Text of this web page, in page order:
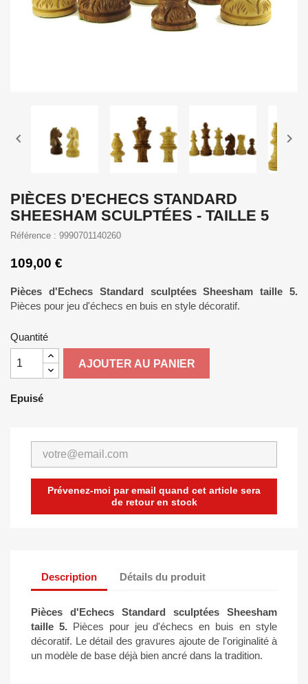
 
PIÈCES D'ECHECS STANDARD
SHEESHAM SCULPTÉES - TAILLE 5
Référence : 9990701140260
109,00 €
Pièces d'Echecs Standard sculptées Sheesham taille 5.
Pièces pour jeu d'échecs en buis en style décoratif.
Quantité
AJOUTER AU PANIER
Epuisé
Prévenez-moi par email quand cet article sera
de retour en stock
Description Détails du produit
Pièces d'Echecs Standard sculptées Sheesham
taille 5. Pièces pour jeu d'échecs en buis en style
décoratif. Le détail des gravures ajoute de l'originalité à
un modèle de base déjà bien ancré dans la tradition.